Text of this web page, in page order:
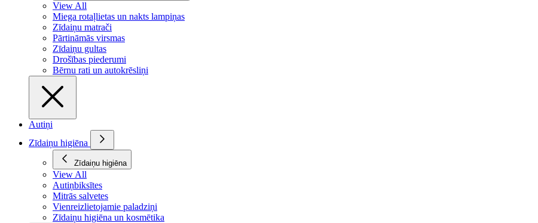
View All
Miega rotaļlietas un nakts lampiņas
Zīdaiņu matrači
Pārtināmās virsmas
Zīdaiņu gultas
Drošības piederumi
Bērnu rati un autokrēsliņi
Autiņi
Zīdaiņu higiēna
Zīdaiņu higiēna
View All
Autiņbiksītes
Mitrās salvetes
Vienreizlietojamie paladziņi
Zīdaiņu higiēna un kosmētika